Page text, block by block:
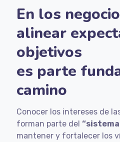
En los
alinear
objetivos
es parte
camino
Conocer los intereses de
forman parte del
mantener y fortalecer los